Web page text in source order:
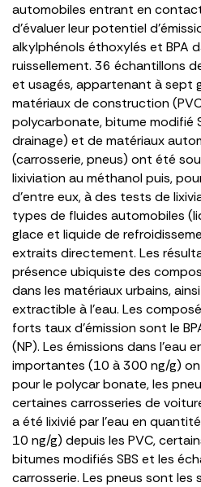
automobiles entrant en
d’évaluer leur potentiel
alkylphénols éthoxylés et BPA
ruissellement. 36 échantillons
et usagés, appartenant à sept
matériaux de construction
polycarbonate, bitume modifié
drainage) et de matériaux
(carrosserie, pneus) ont été
lixiviation au méthanol puis,
d’entre eux, à des tests de
types de fluides automobiles
glace et liquide de
extraits directement. Les
présence ubiquiste des
dans les matériaux urbains,
extractible à l’eau. Les
forts taux d’émission sont le
(NP). Les émissions dans l’eau
importantes (10 à 300 ng/g)
pour le polycar bonate, les
certaines carrosseries de
a été lixivié par l’eau en
10 ng/g) depuis les PVC,
bitumes modifiés SBS et les
carrosserie. Les pneus sont les